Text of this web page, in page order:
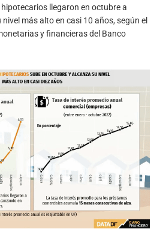
llegaron en octubre a
nivel más alto en casi 10 años, según el
y financieras del Banco